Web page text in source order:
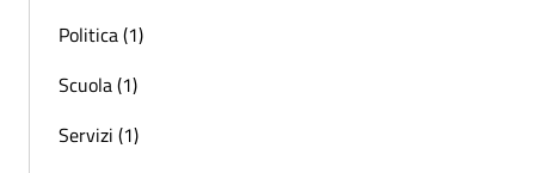
Politica (1)
Scuola (1)
Servizi (1)